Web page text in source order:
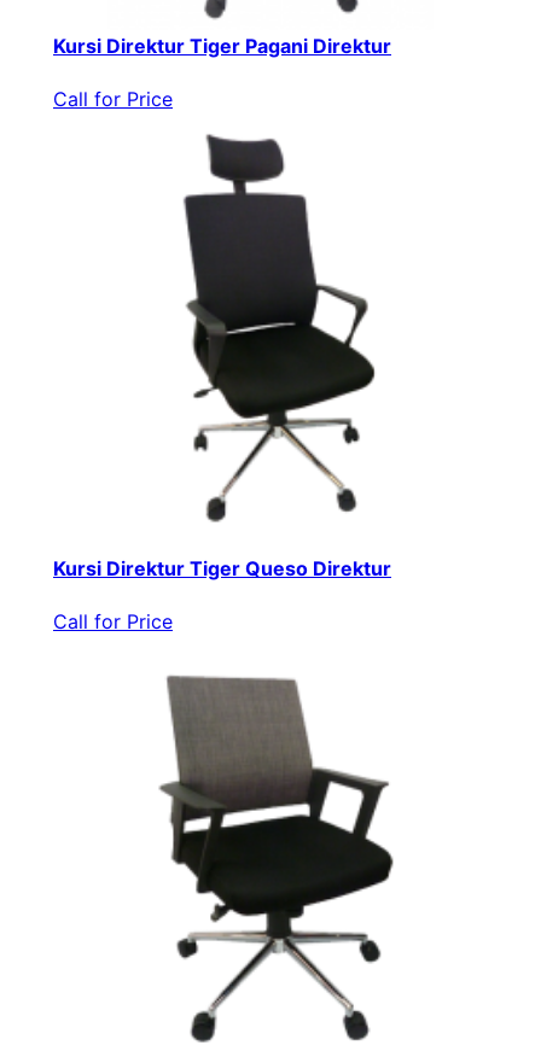
Kursi Direktur Tiger Pagani Direktur
Call for Price
Kursi Direktur Tiger Queso Direktur
Call for Price